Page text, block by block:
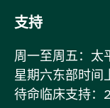
支持
周一至周五：太
星期六东部时
待命临床支持：